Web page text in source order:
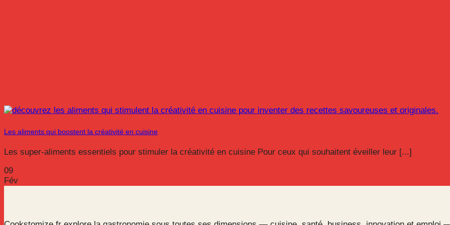
Les aliments qui boostent la créativité en cuisine
Les super-aliments essentiels pour stimuler la créativité en cuisine Pour ceux qui souhaitent éveiller leur [...]
09
Fév